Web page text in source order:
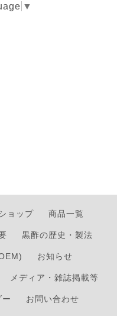
▼
ョップ 商品一覧
黒酢の歴史・製法
お知らせ
メディア・雑誌掲載等
ー お問い合わせ